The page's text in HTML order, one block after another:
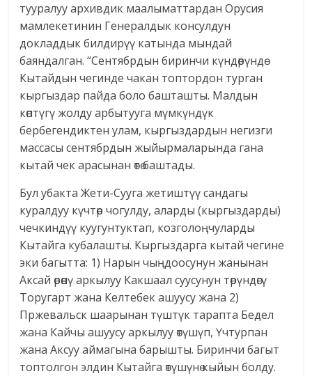
тууралуу архивдик маалыматтардан Орусия
мамлекетинин Генералдык консулдун
докладдык билдирүү катында мындай
баяндалган. “Сентябрдын биринчи күндөрүндө
Кытайдын чегинде чакан топтордон турган
кыргыздар пайда боло башташты. Малдын
көптүгү жолду арбытууга мүмкүндүк
бербегендиктен улам, кыргыздардын негизги
массасы сентябрдын жыйырмаларында гана
кытай чек арасынан өтө баштады.
Бул убакта Жети-Сууга жетиштүү сандагы
куралдуу күчтөр чогулду, аларды (кыргыздарды)
чечкиндүү куугунтуктап, козголоңчуларды
Кытайга кубалашты. Кыргыздарга кытай чегине
эки багытта: 1) Нарын чыңдоосунун жанынан
Аксай өрөөнү аркылуу Какшаал суусунун төрүндөгү
Торугарт жана Келтебек ашуусу жана 2)
Пржевальск шаарынан түштүк тарапта Бедел
жана Кайчы ашуусу аркылуу өтүшүп, Үчтурпан
жана Аксуу аймагына барышты. Биринчи багыт
топтолгон элдин Кытайга өтүшүнө кыйын болду.